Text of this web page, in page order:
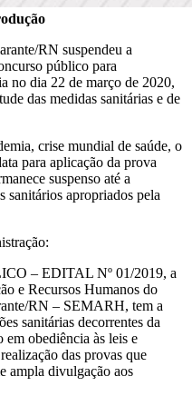
RN suspendeu a
público para
no dia 22 de março de 2020,
das medidas sanitárias e de
crise mundial de saúde, o
para aplicação da prova
suspenso até a
sanitários apropriados pela
– EDITAL Nº 01/2019, a
e Recursos Humanos do
RN – SEMARH, tem a
sanitárias decorrentes da
obediência às leis e
das provas que
ampla divulgação aos